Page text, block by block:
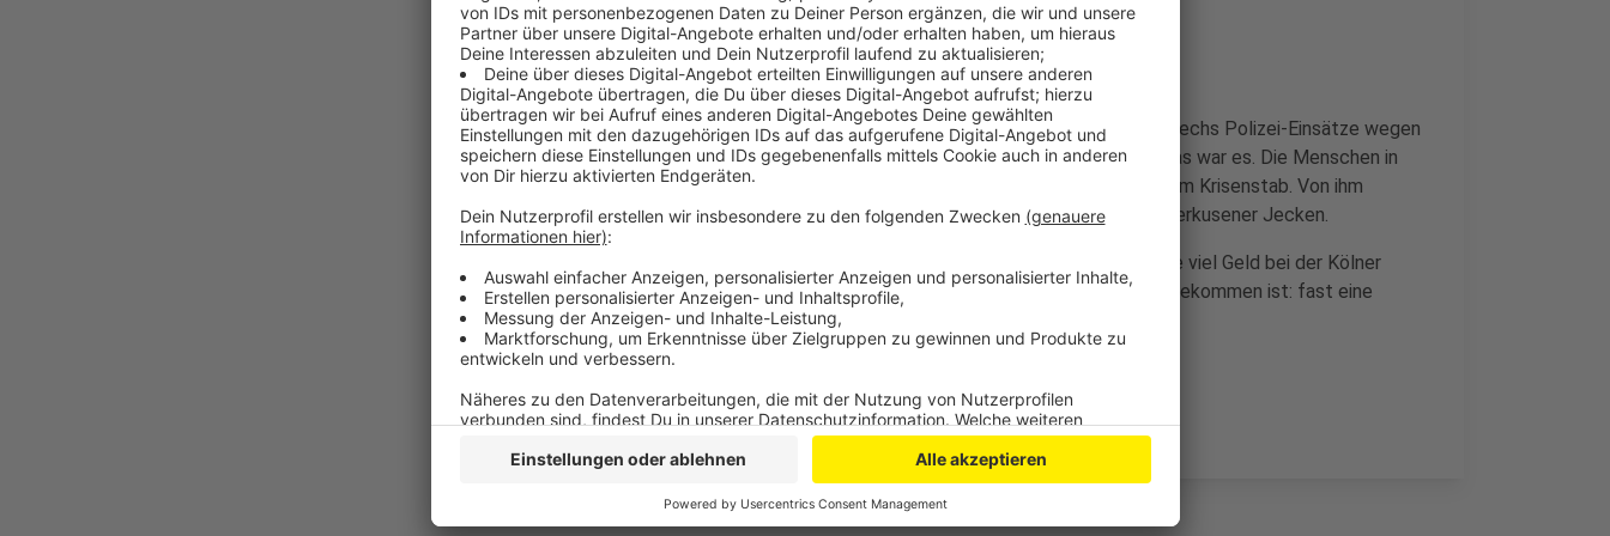
Anzeige
Drei Fehlalarme für den Kommunalen Ordnungsdienst der Stadt, sechs Polizei-Einsätze wegen
Ruhestörung über die ganze Stadt und sechs Tage verteilt und das war es. Die Menschen in
Leverkusen haben sich sehr sehr vernünftig verhalten, heißt es vom Krisenstab. Von ihm
kommt ein großes Lob und ein herzliches Dankeschön an alle Leverkusener Jecken.
Dass Karneval trotzdem zusammenschweißt, sieht man daran, wie viel Geld bei der Kölner
Aktion „Mer losse üch nit allein“ für Kulturschaffende zusammengekommen ist: fast eine
Million Euro.
Anzeige